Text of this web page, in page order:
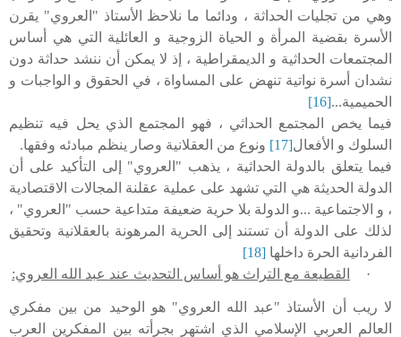
وهي من تجليات الحداثة ، ودائما ما نلاحظ الأستاذ "العروي" يقرن
الأسرة بقضية المرأة و الحياة الزوجية و العائلية التي هي أساس
المجتمعات الحداثية و الديمقراطية ، إذ لا يمكن أن ننشد حداثة دون
نشدان أسرة نواتية تنهض على المساواة ، في الحقوق و الواجبات و
الحميمية...[16]
فيما يخص المجتمع الحداثي ، فهو المجتمع الذي يحل فيه تنظيم
السلوك و الأفعال[17] ونوع من العقلانية وصار ينظم مبادئه وفقها.
فيما يتعلق بالدولة الحداثية ، يذهب "العروي" إلى التأكيد على أن
الدولة الحديثة هي التي تشهد على عملية عقلنة المجالات الاقتصادية
، و الاجتماعية ...و الدولة بلا حرية ضعيفة متداعية حسب "العروي" ،
لذلك على الدولة أن تستند إلى الحرية المرهونة بالعقلانية وتحقيق
الفردانية الحرة داخلها [18]
·
القطيعة مع التراث هو أساس التحديث عند عبد الله العروي:
لا ريب أن الأستاذ "عبد الله العروي" هو الوحيد من بين مفكري
العالم العربي الإسلامي الذي اشتهر بجرأته بين المفكرين العرب